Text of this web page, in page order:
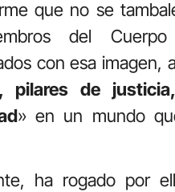
que no se
del
con esa imagen,
pilares de
» en un mundo
ha rogado por